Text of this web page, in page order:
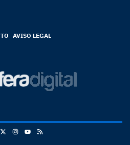
AVISO LEGAL
Instagram